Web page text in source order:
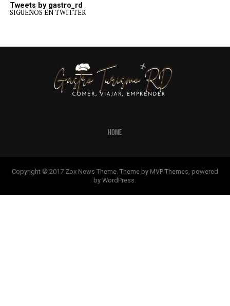
Tweets by gastro_rd
SIGUENOS EN TWITTER
HOME
Copyright © 2017 Zox News Theme. Theme by MVP Themes, powered
by WordPress.